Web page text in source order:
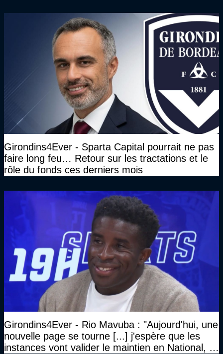
Girondins4Ever - Sparta Capital pourrait ne pas
faire long feu… Retour sur les tractations et le
rôle du fonds ces derniers mois
Girondins4Ever - Rio Mavuba : "Aujourd'hui, une
nouvelle page se tourne [...] j'espère que les
instances vont valider le maintien en National, et